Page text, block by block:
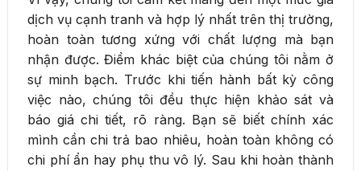
dịch vụ cạnh tranh và hợp lý nhất trên thị trường,
hoàn toàn tương xứng với chất lượng mà bạn
nhận được. Điểm khác biệt của chúng tôi nằm ở
sự minh bạch. Trước khi tiến hành bất kỳ công
việc nào, chúng tôi đều thực hiện khảo sát và
báo giá chi tiết, rõ ràng. Bạn sẽ biết chính xác
mình cần chi trả bao nhiêu, hoàn toàn không có
chi phí ẩn hay phụ thu vô lý. Sau khi hoàn thành